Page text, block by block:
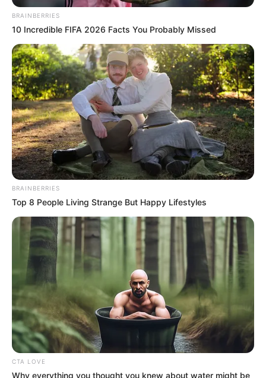
BRAINBERRIES
10 Incredible FIFA 2026 Facts You Probably Missed
BRAINBERRIES
Top 8 People Living Strange But Happy Lifestyles
CTA LOVE
Why everything you thought you knew about water might be